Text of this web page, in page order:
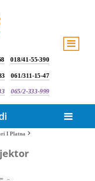
018/41-55-390
061/311-15-47
065/2-333-999
I Platna